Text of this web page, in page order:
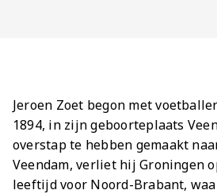
Jeroen Zoet begon met
1894, in zijn geboorteplaats
overstap te hebben gemaakt
Veendam, verliet hij Groningen
leeftijd voor Noord-Brabant,